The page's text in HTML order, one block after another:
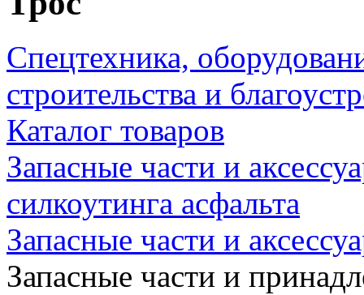
Спецтехника,
строительства и
Каталог товаров
Запасные части и
силкоутинга асфальта
Запасные части и
Запасные части и